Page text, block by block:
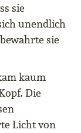
sie
unendlich
sie
kaum
Die
Licht von